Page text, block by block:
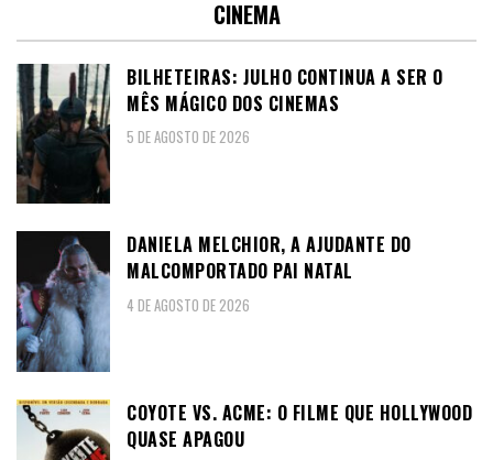
CINEMA
BILHETEIRAS: JULHO CONTINUA A SER O
MÊS MÁGICO DOS CINEMAS
5 DE AGOSTO DE 2026
DANIELA MELCHIOR, A AJUDANTE DO
MALCOMPORTADO PAI NATAL
4 DE AGOSTO DE 2026
COYOTE VS. ACME: O FILME QUE HOLLYWOOD
QUASE APAGOU